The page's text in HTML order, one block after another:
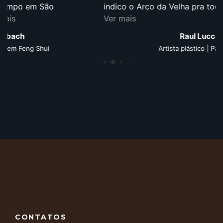
indico o Arco da Velha pra todos que procuram...
CONTATOS